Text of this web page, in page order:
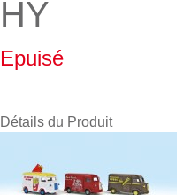
HY
Epuisé
Détails du Produit